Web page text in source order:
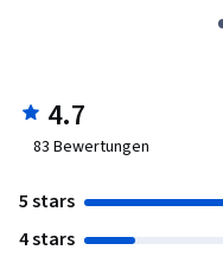
4.7
83 Bewertungen
5 stars
4 stars